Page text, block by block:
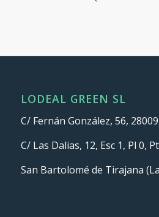
LODEAL GREEN SL
C/ Fernán González, 56,
C/ Las Dalias, 12, Esc 1, Pl 0,
San Bartolomé de Tirajana